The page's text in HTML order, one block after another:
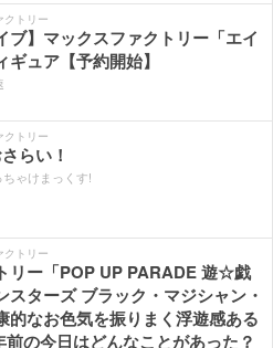
クトリー
ブ】マックスファクトリー「エイ
ギュア【予約開始】
クトリー
らい！
ちゃけまっくす!
クトリー
リー「POP UP PARADE 遊☆戯
ターズ ブラック・マジシャン・
的なお色気を振りまく浮遊感ある
の今日はどんなことがあった？